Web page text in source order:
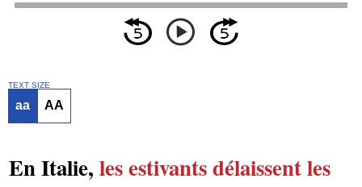
TEXT SIZE
aa AA
En Italie, les estivantsdélaissentles